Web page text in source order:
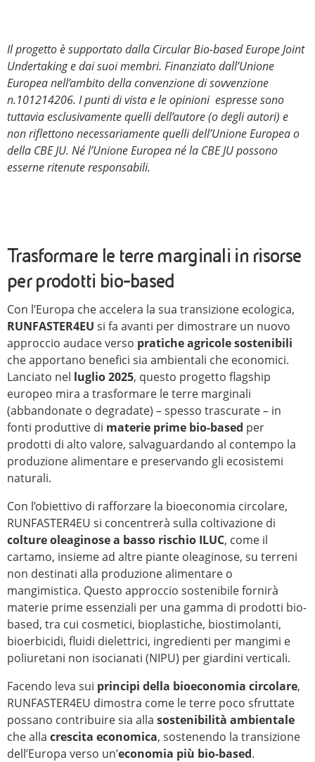
Il progetto è supportato dalla Circular Bio-based Europe Joint
Undertaking e dai suoi membri. Finanziato dall’Unione
Europea nell’ambito della convenzione di sovvenzione
n.101214206. I punti di vista e le opinioni espresse sono
tuttavia esclusivamente quelli dell’autore (o degli autori) e
non riflettono necessariamente quelli dell’Unione Europea o
della CBE JU. Né l’Unione Europea né la CBE JU possono
esserne ritenute responsabili.
Trasformare le terre marginali in risorse
per prodotti bio-based
Con l’Europa che accelera la sua transizione ecologica,
RUNFASTER4EU si fa avanti per dimostrare un nuovo
approccio audace verso pratiche agricole sostenibili
che apportano benefici sia ambientali che economici.
Lanciato nel luglio 2025, questo progetto flagship
europeo mira a trasformare le terre marginali
(abbandonate o degradate) – spesso trascurate – in
fonti produttive di materie prime bio-based per
prodotti di alto valore, salvaguardando al contempo la
produzione alimentare e preservando gli ecosistemi
naturali.
Con l’obiettivo di rafforzare la bioeconomia circolare,
RUNFASTER4EU si concentrerà sulla coltivazione di
colture oleaginose a basso rischio ILUC, come il
cartamo, insieme ad altre piante oleaginose, su terreni
non destinati alla produzione alimentare o
mangimistica. Questo approccio sostenibile fornirà
materie prime essenziali per una gamma di prodotti bio-
based, tra cui cosmetici, bioplastiche, biostimolanti,
bioerbicidi, fluidi dielettrici, ingredienti per mangimi e
poliuretani non isocianati (NIPU) per giardini verticali.
Facendo leva sui principi della bioeconomia circolare,
RUNFASTER4EU dimostra come le terre poco sfruttate
possano contribuire sia alla sostenibilità ambientale
che alla crescita economica, sostenendo la transizione
dell’Europa verso un’economia più bio-based.